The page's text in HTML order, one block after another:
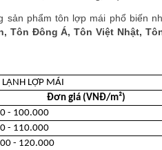
sản phẩm tôn lợp mái phổ biến
Tôn Đông Á, Tôn Việt Nhật,
LỢP MÁI
Đơn giá (VNĐ/m²)
- 100.000
- 110.000
- 120.000